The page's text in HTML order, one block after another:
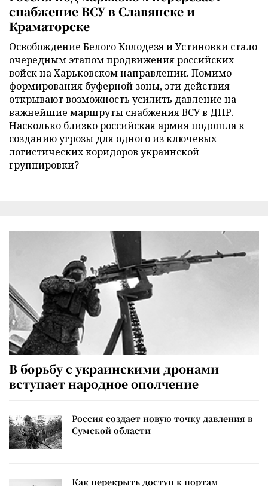
снабжение ВСУ в Славянске и
Краматорске
Освобождение Белого Колодезя и Устиновки стало
очередным этапом продвижения российских
войск на Харьковском направлении. Помимо
формирования буферной зоны, эти действия
открывают возможность усилить давление на
важнейшие маршруты снабжения ВСУ в ДНР.
Насколько близко российская армия подошла к
созданию угрозы для одного из ключевых
логистических коридоров украинской
группировки?
В борьбу с украинскими дронами
вступает народное ополчение
Россия создает новую точку давления в
Сумской области
Как перекрыть доступ к портам